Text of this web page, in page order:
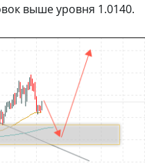
выше уровня 1.0140.